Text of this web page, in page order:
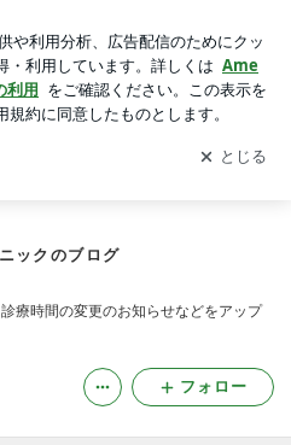
グの更新通知
を受け取りまし
開く
ックのブログ
療時間の変更のお知らせなどをアップ
フォロー